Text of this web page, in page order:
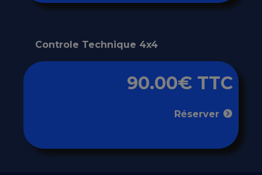
Controle Technique 4x4
90.00€ TTC
Réserver